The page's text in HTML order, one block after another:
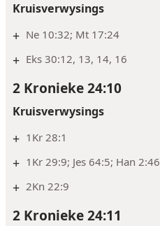
Kruisverwysings
+ Ne 10:32; Mt 17:24
+ Eks 30:12, 13, 14, 16
2 Kronieke 24:10
Kruisverwysings
+ 1Kr 28:1
+ 1Kr 29:9; Jes 64:5; Han 2:46
+ 2Kn 22:9
2 Kronieke 24:11